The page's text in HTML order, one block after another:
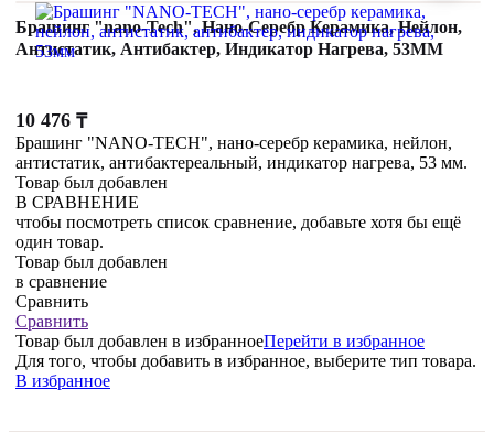
Брашинг "nano-Tech", Нано-Серебр Керамика, Нейлон,
Антистатик, Антибактер, Индикатор Нагрева, 53ММ
10 476 ₸
Брашинг "NANO-TECH", нано-серебр керамика, нейлон,
антистатик, антибактереальный, индикатор нагрева, 53 мм.
Товар был добавлен
В СРАВНЕНИЕ
чтобы посмотреть список сравнение, добавьте хотя бы ещё
один товар.
Товар был добавлен
в сравнение
Сравнить
Сравнить
Товар был добавлен в избранноеПерейти в избранное
Для того, чтобы добавить в избранное, выберите тип товара.
В избранное